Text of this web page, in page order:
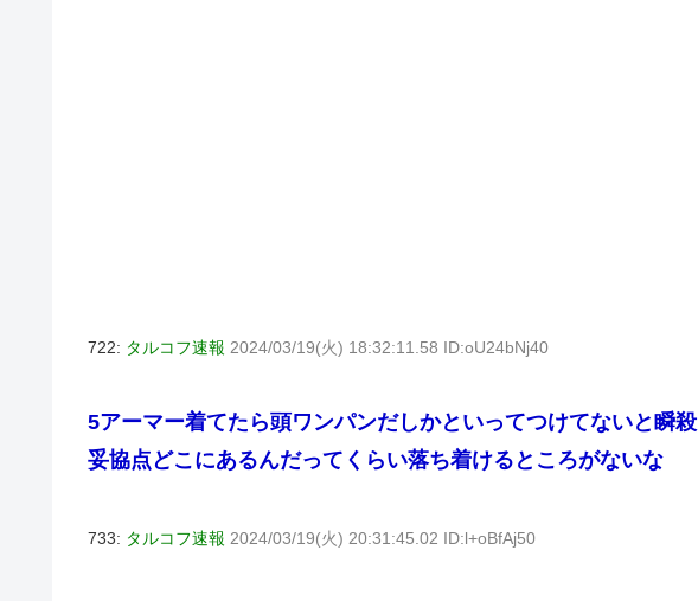
722: タルコフ速報 2024/03/19(火) 18:32:11.58 ID:oU24bNj40
5アーマー着てたら頭ワンパンだしかといってつけてないと瞬
妥協点どこにあるんだってくらい落ち着けるところがないな
733: タルコフ速報 2024/03/19(火) 20:31:45.02 ID:l+oBfAj50